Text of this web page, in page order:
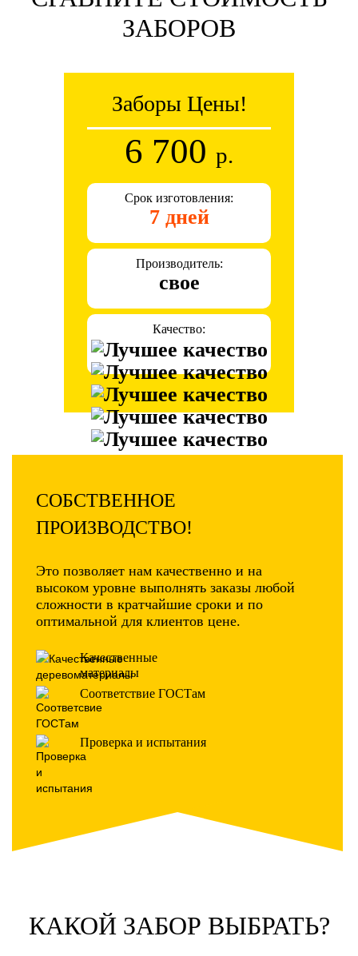
ЗАБОРОВ
Заборы Цены!
6 700 р.
Срок изготовления:
7 дней
Производитель:
свое
Качество:
СОБСТВЕННОЕ
ПРОИЗВОДСТВО!
Это позволяет нам качественно и на
высоком уровне выполнять заказы любой
сложности в кратчайшие сроки и по
оптимальной для клиентов цене.
Качественные
материалы
Соответствие ГОСТам
Проверка и испытания
КАКОЙ ЗАБОР ВЫБРАТЬ?